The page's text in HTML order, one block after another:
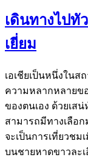
เดินทางไปทั
เยี่ยม
เอเชียเป็นหนึ่งใน
ความหลากหลายข
ของตนเอง ด้วยเส
สามารถมีทางเลือ
จะเป็นการเที่ยวชม
บนชายหาดขาวละเ